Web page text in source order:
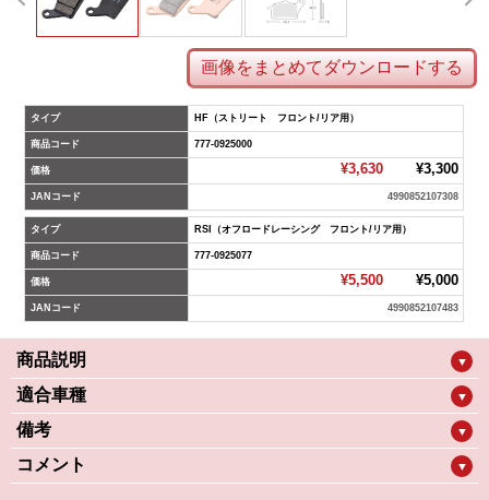
画像をまとめてダウンロードする
タイプ HF（ストリート フロント/リア用）
商品コード 777-0925000
価格 ¥3,630¥3,300
JANコード 4990852107308
タイプ RSI（オフロードレーシング フロント/リア用）
商品コード 777-0925077
価格 ¥5,500¥5,000
JANコード 4990852107483
商品説明 ▼
適合車種 ▼
備考 ▼
コメント ▼